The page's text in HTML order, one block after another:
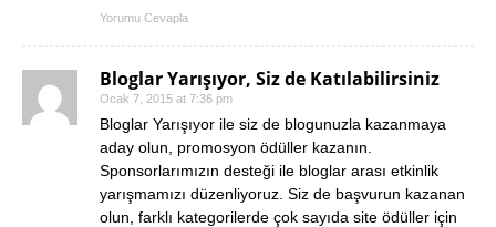
Yorumu Cevapla
Bloglar Yarışıyor, Siz de Katılabilirsiniz
Ocak 7, 2015 at 7:36 pm
Bloglar Yarışıyor ile siz de blogunuzla kazanmaya
aday olun, promosyon ödüller kazanın.
Sponsorlarımızın desteği ile bloglar arası etkinlik
yarışmamızı düzenliyoruz. Siz de başvurun kazanan
olun, farklı kategorilerde çok sayıda site ödüller için